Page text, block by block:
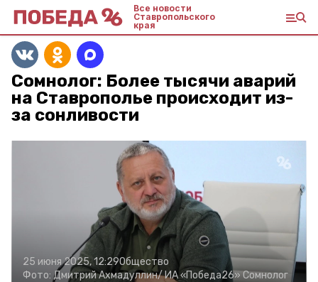
Все новости
Ставропольского
края
Сомнолог: Более тысячи аварий
на Ставрополье происходит из-
за сонливости
25 июня 2025, 12:29Общество
Фото: Дмитрий Ахмадуллин/ИА «Победа26»Сомнолог